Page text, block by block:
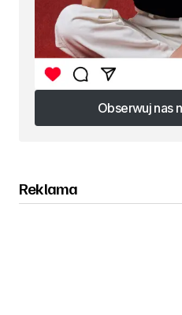
Obserwuj nas
Obserwuj nas
Reklama